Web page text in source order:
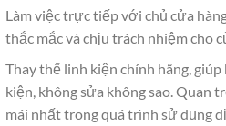
Làm việc trực tiếp với chủ cửa
thắc mắc và chịu trách nhiệm cho
Thay thế linh kiện chính hãng,
kiện, không sửa không sao. Quan
mái nhất trong quá trình sử dụng